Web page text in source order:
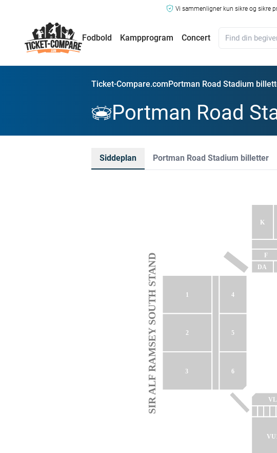
Vi sammenligner kun sikre og sikre
Fodbold Kampprogram Concert
Ticket-Compare.comPortman Road Stadium
Portman Road
Siddeplan Portman Road Stadium billetter
K
F
DA
1
2
3
4
5
6
VL
SIR ALF RAMSEY SOUTH STAND